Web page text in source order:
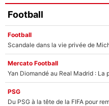
Football
Football
Mercato Football
Yan Diomandé au Real Madrid : La
PSG